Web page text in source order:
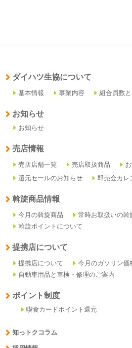
ダイハツ生協について
基本情報 事業内容 組合員数
お知らせ
お知らせ
売店情報
売店店舗一覧 売店取扱商品
還元セールのお知らせ
即売会カレ
斡旋商品情報
今月の斡旋商品
常時お取扱いの斡
斡旋ポイントについて
提携店について
提携店について
今月のガソリン価
自動車用品と車検・修理のご案内
ポイント制度
喫食カードポイント還元
知っトクコラム